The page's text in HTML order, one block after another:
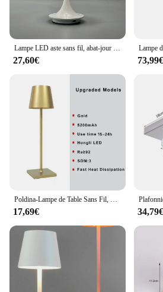
customers. With its versatile
energy-efficient design, it's a
settings, ensuring that it will be
range of buyers.
Lampe LED aste sans fil, abat-jour en métal à gradation H 23 cm, développements USB
27,60€ 73,99€
Poldina-Lampe de Table Sans Fil, Rechargeable par USB, Joli Tactile Étanche, pour Chambre à Coucher, Hôtel, Salon, Restaurant
17,69€ 34,79€